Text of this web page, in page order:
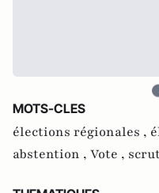
MOTS-CLES
élections régionales ,
abstention , Vote ,